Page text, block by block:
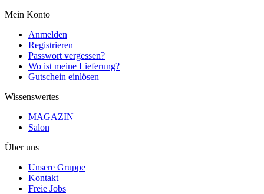
Mein Konto
Anmelden
Registrieren
Passwort vergessen?
Wo ist meine Lieferung?
Gutschein einlösen
Wissenswertes
MAGAZIN
Salon
Über uns
Unsere Gruppe
Kontakt
Freie Jobs